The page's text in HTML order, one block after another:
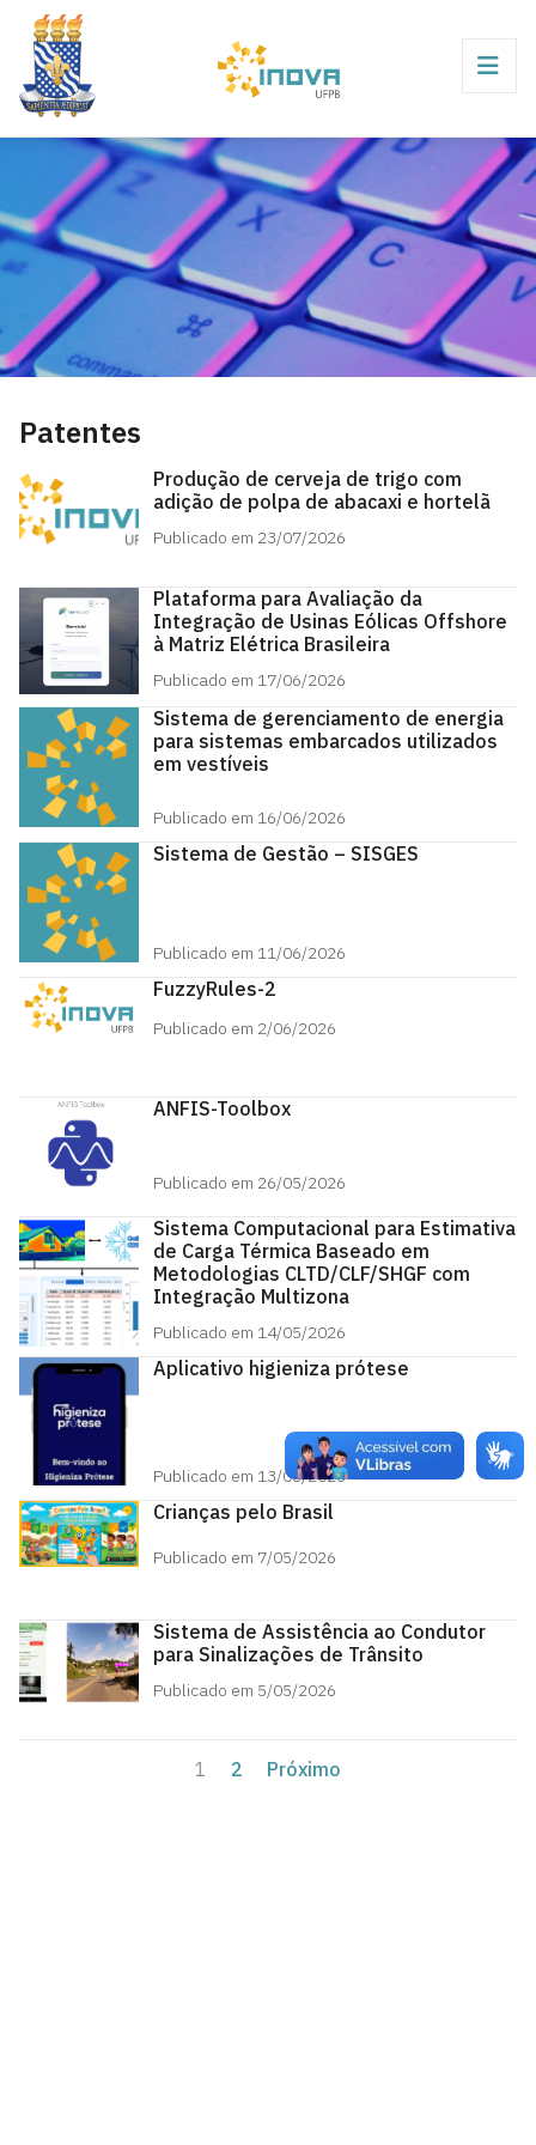
Patentes
Produção de cerveja de trigo com
adição de polpa de abacaxi e hortelã
Publicado em 23/07/2026
Plataforma para Avaliação da
Integração de Usinas Eólicas Offshore
à Matriz Elétrica Brasileira
Publicado em 17/06/2026
Sistema de gerenciamento de energia
para sistemas embarcados utilizados
em vestíveis
Publicado em 16/06/2026
Sistema de Gestão – SISGES
Publicado em 11/06/2026
FuzzyRules-2
Publicado em 2/06/2026
ANFIS-Toolbox
Publicado em 26/05/2026
Sistema Computacional para Estimativa
de Carga Térmica Baseado em
Metodologias CLTD/CLF/SHGF com
Integração Multizona
Publicado em 14/05/2026
Aplicativo higieniza prótese
Publicado em 13/05/2026
Crianças pelo Brasil
Publicado em 7/05/2026
Sistema de Assistência ao Condutor
para Sinalizações de Trânsito
Publicado em 5/05/2026
1 2 Próximo